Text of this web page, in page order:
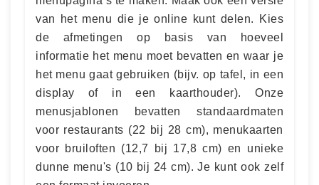
van het menu die je online kunt delen. Kies
de afmetingen op basis van hoeveel
informatie het menu moet bevatten en waar je
het menu gaat gebruiken (bijv. op tafel, in een
display of in een kaarthouder). Onze
menusjablonen bevatten standaardmaten
voor restaurants (22 bij 28 cm), menukaarten
voor bruiloften (12,7 bij 17,8 cm) en unieke
dunne menu's (10 bij 24 cm). Je kunt ook zelf